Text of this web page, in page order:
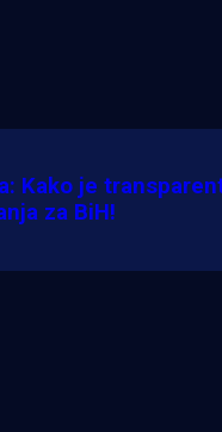
Kako je
za BiH!